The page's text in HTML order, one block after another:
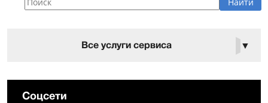
Все услуги сервиса ▼
Соцсети